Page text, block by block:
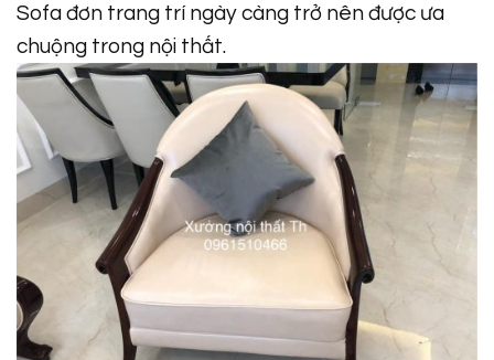
Sofa đơn trang trí ngày càng trở nên được ưa
chuộng trong nội thất.